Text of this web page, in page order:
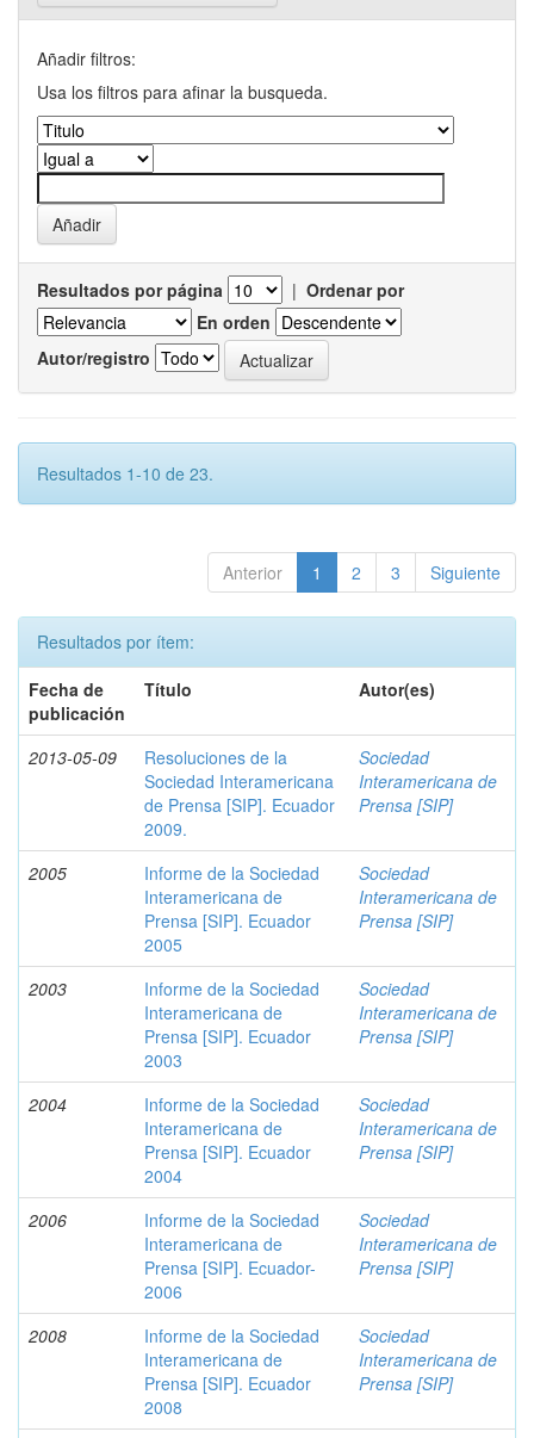
Añadir filtros:
Usa los filtros para afinar la busqueda.
Resultados por página | Ordenar por
En orden
Autor/registro
Resultados 1-10 de 23.
Anterior 1 2 3 Siguiente
Resultados por ítem:
Fecha de
publicación
Título Autor(es)
2013-05-09
Resoluciones de la
Sociedad Interamericana
de Prensa [SIP]. Ecuador
2009.
Sociedad
Interamericana de
Prensa [SIP]
2005
Informe de la Sociedad
Interamericana de
Prensa [SIP]. Ecuador
2005
Sociedad
Interamericana de
Prensa [SIP]
2003
Informe de la Sociedad
Interamericana de
Prensa [SIP]. Ecuador
2003
Sociedad
Interamericana de
Prensa [SIP]
2004
Informe de la Sociedad
Interamericana de
Prensa [SIP]. Ecuador
2004
Sociedad
Interamericana de
Prensa [SIP]
2006
Informe de la Sociedad
Interamericana de
Prensa [SIP]. Ecuador-
2006
Sociedad
Interamericana de
Prensa [SIP]
2008
Informe de la Sociedad
Interamericana de
Prensa [SIP]. Ecuador
2008
Sociedad
Interamericana de
Prensa [SIP]